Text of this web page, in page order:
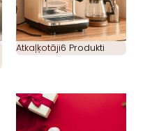
Atkaļķotāji6 Produkti